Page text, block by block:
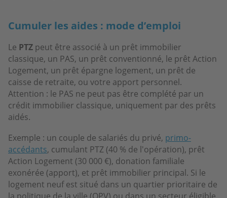
Cumuler les aides : mode d’emploi
Le PTZ peut être associé à un prêt immobilier
classique, un PAS, un prêt conventionné, le prêt Action
Logement, un prêt épargne logement, un prêt de
caisse de retraite, ou votre apport personnel.
Attention : le PAS ne peut pas être complété par un
crédit immobilier classique, uniquement par des prêts
aidés.
Exemple : un couple de salariés du privé, primo-
accédants, cumulant PTZ (40 % de l'opération), prêt
Action Logement (30 000 €), donation familiale
exonérée (apport), et prêt immobilier principal. Si le
logement neuf est situé dans un quartier prioritaire de